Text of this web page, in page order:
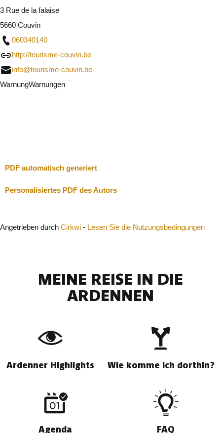
3 Rue de la falaise
5660 Couvin
060340140
http://tourisme-couvin.be
info@tourisme-couvin.be
WarnungWarnungen
PDF automatisch generiert
Personalisiertes PDF des Autors
Angetrieben durch Cirkwi - Lesen Sie die Nutzungsbedingungen
MEINE REISE IN DIE
ARDENNEN
Ardenner Highlights Wie komme ich dorthin?
Agenda FAQ